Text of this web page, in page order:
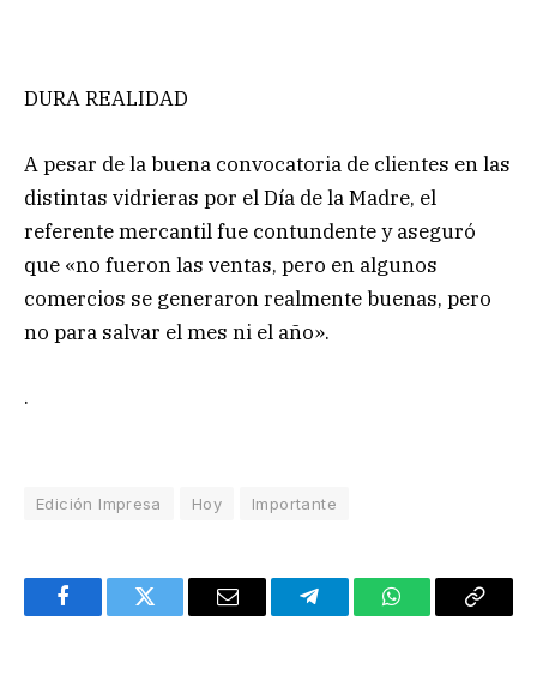
DURA REALIDAD
A pesar de la buena convocatoria de clientes en las
distintas vidrieras por el Día de la Madre, el
referente mercantil fue contundente y aseguró
que «no fueron las ventas, pero en algunos
comercios se generaron realmente buenas, pero
no para salvar el mes ni el año».
.
Edición Impresa Hoy Importante
FacebookTwitter Email TelegramWhatsAppCopy